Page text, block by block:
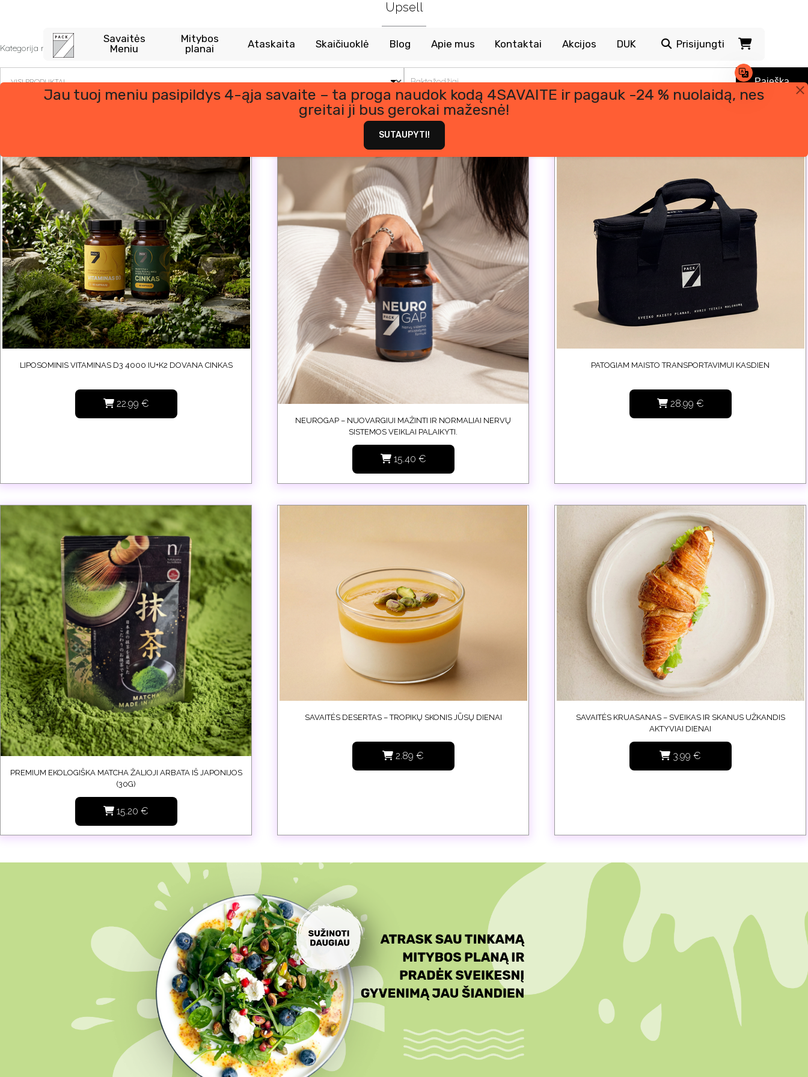
Savaitės
Meniu
Mitybos
planai
Ataskaita Skaičiuoklė Blog Apie mus Kontaktai Akcijos DUK Prisijungti
Jau tuoj meniu pasipildys 4-ąja savaite – ta proga naudok kodą 4SAVAITE ir pagauk -24 % nuolaidą, nes
greitai ji bus gerokai mažesnė!
SUTAUPYTI!
Upsell
Kategorija naudojama Papildykite savo užsakymą dalyje Krepšelio puslapyje.
Paieška
LIPOSOMINIS VITAMINAS D3 4000 IU+K2 DOVANA CINKAS
22.99 €
NEUROGAP – NUOVARGIUI MAŽINTI IR NORMALIAI NERVŲ
SISTEMOS VEIKLAI PALAIKYTI.
15.40 €
PATOGIAM MAISTO TRANSPORTAVIMUI KASDIEN
28.99 €
PREMIUM EKOLOGIŠKA MATCHA ŽALIOJI ARBATA IŠ JAPONIJOS
(30G)
15.20€
SAVAITĖS DESERTAS – TROPIKŲ SKONIS JŪSŲ DIENAI
2.89€
SAVAITĖS KRUASANAS – SVEIKAS IR SKANUS UŽKANDIS
AKTYVIAI DIENAI
3.99€